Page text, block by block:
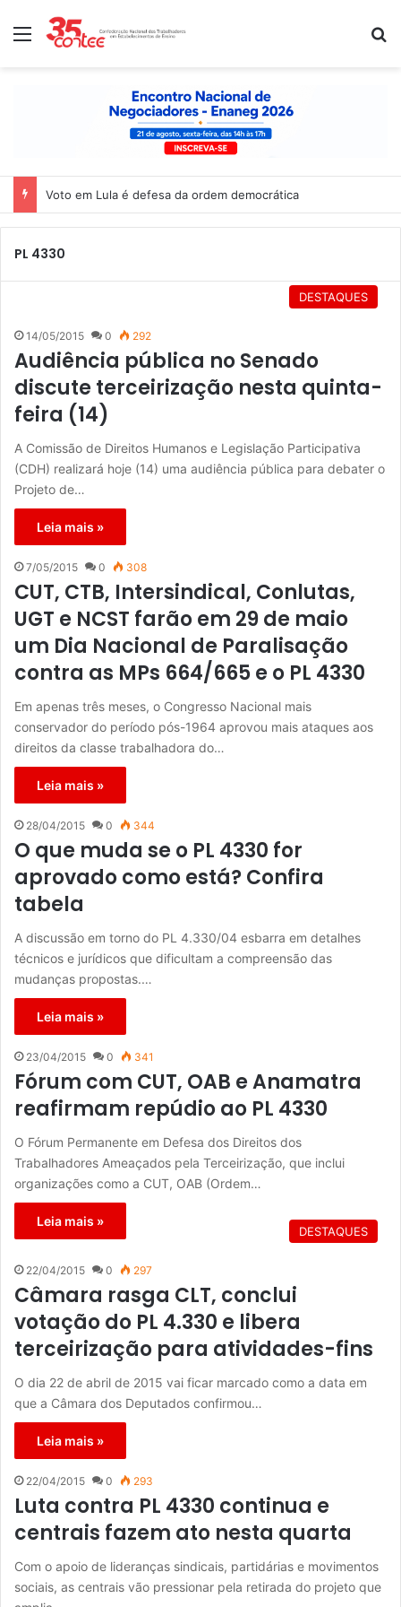
Menu
PL 4330
DESTAQUES
14/05/2015 0 292
Audiência pública no Senado
discute terceirização nesta quinta-
feira (14)
A Comissão de Direitos Humanos e Legislação Participativa
(CDH) realizará hoje (14) uma audiência pública para debater o
Projeto de…
Leia mais »
7/05/2015 0 308
CUT, CTB, Intersindical, Conlutas,
UGT e NCST farão em 29 de maio
um Dia Nacional de Paralisação
contra as MPs 664/665 e o PL 4330
Em apenas três meses, o Congresso Nacional mais
conservador do período pós-1964 aprovou mais ataques aos
direitos da classe trabalhadora do…
Leia mais »
28/04/2015 0 344
O que muda se o PL 4330 for
aprovado como está? Confira
tabela
A discussão em torno do PL 4.330/04 esbarra em detalhes
técnicos e jurídicos que dificultam a compreensão das
mudanças propostas.…
Leia mais »
23/04/2015 0 341
Fórum com CUT, OAB e Anamatra
reafirmam repúdio ao PL 4330
O Fórum Permanente em Defesa dos Direitos dos
Trabalhadores Ameaçados pela Terceirização, que inclui
organizações como a CUT, OAB (Ordem…
Leia mais »
DESTAQUES
22/04/2015 0 297
Câmara rasga CLT, conclui
votação do PL 4.330 e libera
terceirização para atividades-fins
O dia 22 de abril de 2015 vai ficar marcado como a data em
que a Câmara dos Deputados confirmou…
Leia mais »
22/04/2015 0 293
Luta contra PL 4330 continua e
centrais fazem ato nesta quarta
Com o apoio de lideranças sindicais, partidárias e movimentos
sociais, as centrais vão pressionar pela retirada do projeto que